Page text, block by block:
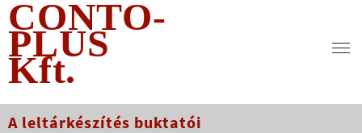
Skip
content
CONTO-
PLUS
Kft.
A leltárkészítés buktatói